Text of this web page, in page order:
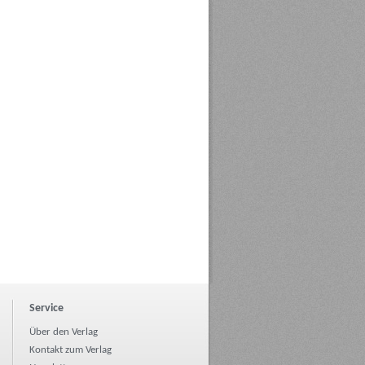
Service
Über den Verlag
Kontakt zum Verlag